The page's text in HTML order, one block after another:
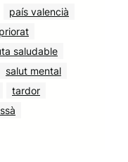
país valencià
priorat
saludable
salut mental
tardor